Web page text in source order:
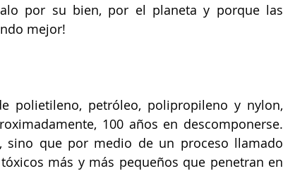
por su bien, por el planeta y porque las
mejor!
polietileno, petróleo, polipropileno y nylon,
100 años en descomponerse.
sino que por medio de un proceso llamado
más y más pequeños que penetran en